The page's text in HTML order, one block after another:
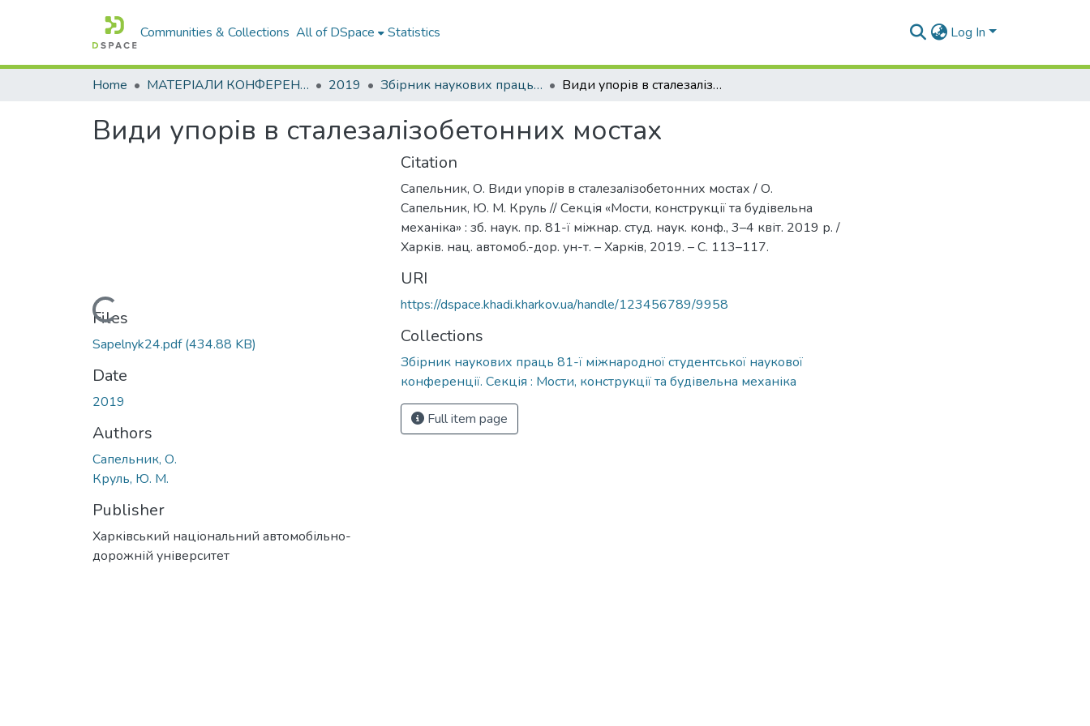
Communities & Collections All of DSpace Statistics Log In
Home МАТЕРІАЛИ КОНФЕРЕНЦІЙ 2019 Збірник наукових праць 81-ї міжнародної студентської наукової конференції. Секція : Мости, конструкції та будівельна механіка Види упорів в сталезалізобетонних мостах
Види упорів в сталезалізобетонних мостах
Loading...
Files
Sapelnyk24.pdf(434.88 KB)
Date
2019
Authors
Сапельник, О.
Круль, Ю. М.
Publisher
Харківський національний автомобільно-
дорожній університет
Citation
Сапельник, О. Види упорів в сталезалізобетонних мостах / О.
Сапельник, Ю. М. Круль // Секція «Мости, конструкції та будівельна
механіка» : зб. наук. пр. 81-ї міжнар. студ. наук. конф., 3–4 квіт. 2019 р. /
Харків. нац. автомоб.-дор. ун-т. – Харкiв, 2019. – С. 113–117.
URI
https://dspace.khadi.kharkov.ua/handle/123456789/9958
Collections
Збірник наукових праць 81-ї міжнародної студентської наукової
конференції. Секція : Мости, конструкції та будівельна механіка
Full item page